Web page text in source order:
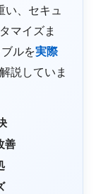
、セキュ
マイズま
ルを実際
説していま
善